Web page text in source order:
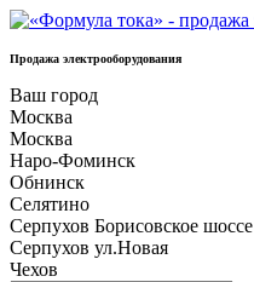
Продажа электрооборудования
Ваш город
Москва
Москва
Наро-Фоминск
Обнинск
Селятино
Серпухов Борисовское шоссе
Серпухов ул.Новая
Чехов